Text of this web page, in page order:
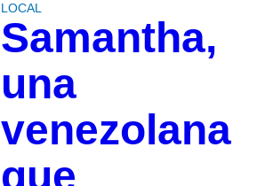
LOCAL
Samantha,
una
venezolana
que